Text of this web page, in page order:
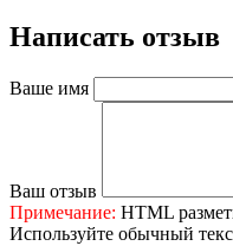
Написать отзыв
Ваше имя
Ваш отзыв
Примечание: HTML
Используйте обычный